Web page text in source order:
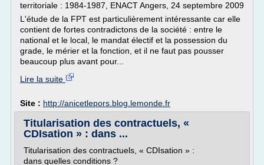
territoriale : 1984-1987, ENACT Angers, 24 septembre 2009
L'étude de la FPT est particulièrement intéressante car elle
contient de fortes contradictons de la société : entre le
national et le local, le mandat électif et la possession du
grade, le mérier et la fonction, et il ne faut pas pousser
beaucoup plus avant pour...
Lire la suite
Site : http://anicetlepors.blog.lemonde.fr
Titularisation des contractuels, «
CDIsation » : dans ...
Titularisation des contractuels, « CDIsation » :
dans quelles conditions ?